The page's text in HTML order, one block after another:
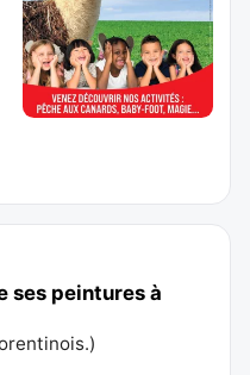
ses peintures à
)